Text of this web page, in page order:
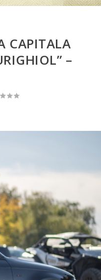
CAPITALA
–